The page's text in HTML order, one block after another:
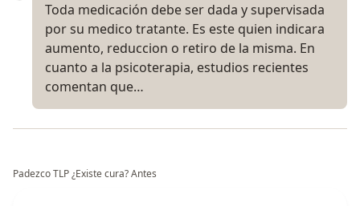
Toda medicación debe ser dada y supervisada
por su medico tratante. Es este quien indicara
aumento, reduccion o retiro de la misma. En
cuanto a la psicoterapia, estudios recientes
comentan que…
Padezco TLP ¿Existe cura? Antes